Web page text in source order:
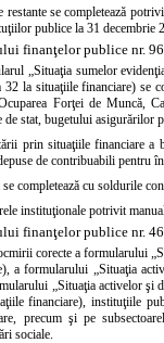
restante se completează
publice la 31 decembrie
finanţelor publice nr.
„Situaţia sumelor
32 la situaţiile financiare) se
Forţei de Muncă,
de stat, bugetului asigurărilor
prin situaţiile financiare a
de contribuabili pentru
se completează cu soldurile
instituţionale potrivit
finanţelor publice nr.
corecte a formularului
a formularului „Situaţia
„Situaţia activelor şi
financiare), instituţiile
precum şi pe
sociale.